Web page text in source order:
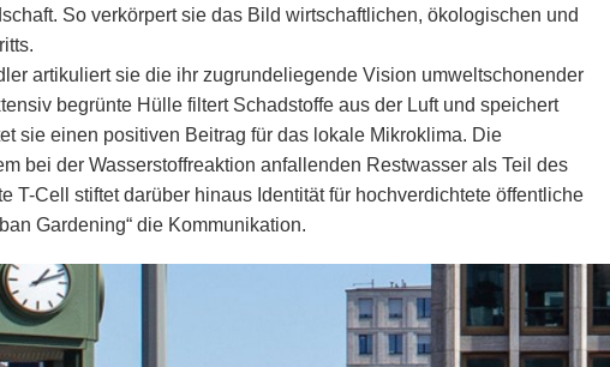
So verkörpert sie das Bild wirtschaftlichen, ökologischen und
artikuliert sie die ihr zugrundeliegende Vision umweltschonender
begrünte Hülle filtert Schadstoffe aus der Luft und speichert
sie einen positiven Beitrag für das lokale Mikroklima. Die
bei der Wasserstoffreaktion anfallenden Restwasser als Teil des
T-Cell stiftet darüber hinaus Identität für hochverdichtete öffentliche
Gardening“ die Kommunikation.